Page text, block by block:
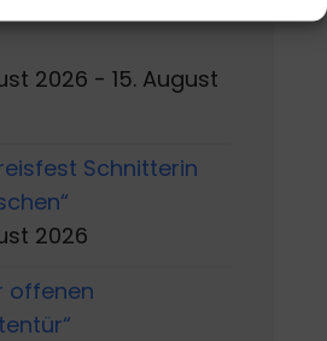
2026 - 15. August
Schnitterin
2026
offenen